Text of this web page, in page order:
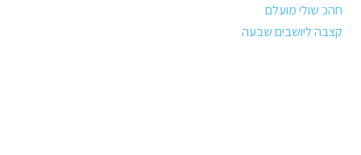
חהכ שולי מועלם
קצבה ליושבים שבעה